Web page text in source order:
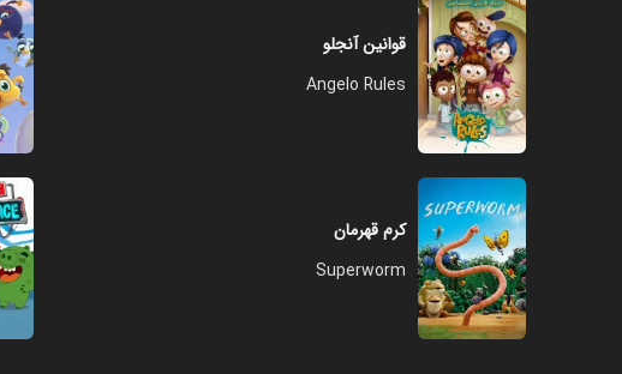
قوانین آنجلو
Angelo Rules
کرم قهرمان
Superworm